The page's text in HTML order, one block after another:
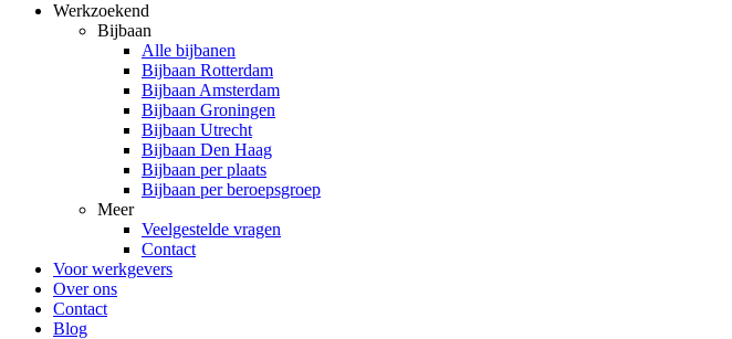
Werkzoekend
Bijbaan
Alle bijbanen
Bijbaan Rotterdam
Bijbaan Amsterdam
Bijbaan Groningen
Bijbaan Utrecht
Bijbaan Den Haag
Bijbaan per plaats
Bijbaan per beroepsgroep
Meer
Veelgestelde vragen
Contact
Voor werkgevers
Over ons
Contact
Blog